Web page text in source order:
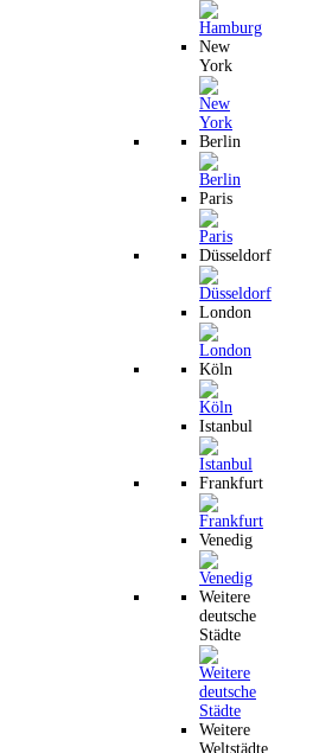
New
York
Berlin
Paris
Düsseldorf
London
Köln
Istanbul
Frankfurt
Venedig
Weitere
deutsche
Städte
Weitere
Weltstädte